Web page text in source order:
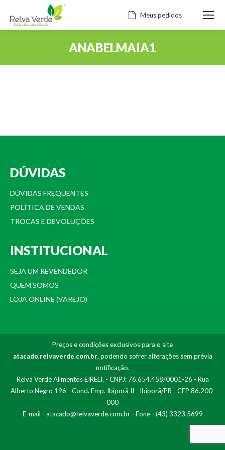
Meus pedidos
ANABELMAIA1
DÚVIDAS
DÚVIDAS FREQUENTES
POLÍTICA DE VENDAS
TROCAS E DEVOLUÇÕES
INSTITUCIONAL
SEJA UM REVENDEDOR
QUEM SOMOS
LOJA ONLINE (VAREJO)
Preços e condições exclusivos para o site
atacado.relvaverde.com.br, podendo sofrer alterações sem prévia
notificação.
Relva Verde Alimentos EIRELI. - CNPJ: 76.654.458/0001-26 - Rua
Alberto Negro 196 - Cond. Emp. Ibiporã II - Ibiporã/PR - CEP 86.200-
000
E-mail - atacado@relvaverde.com.br- Fone - (43) 3323.5699